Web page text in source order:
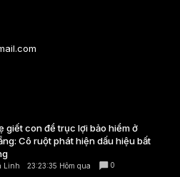
giết con để trục lợi bảo hiểm ở
Cô ruột phát hiện dấu hiệu bất
Linh 23:23:35 Hôm qua 0